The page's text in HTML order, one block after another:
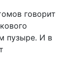
говорит
пузыре. И в